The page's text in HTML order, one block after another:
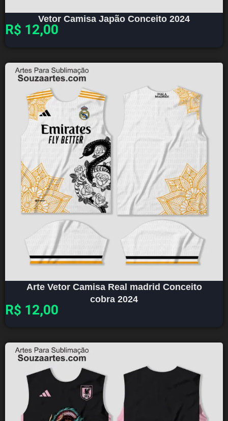
Vetor Camisa Japão Conceito 2024
R$ 12,00
Arte Vetor Camisa Real madrid Conceito
cobra 2024
R$ 12,00